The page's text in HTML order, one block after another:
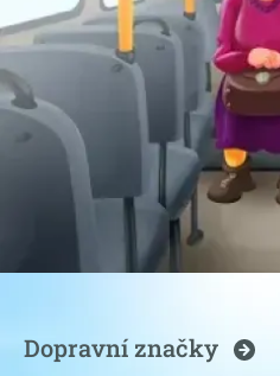
Dopravníznačky